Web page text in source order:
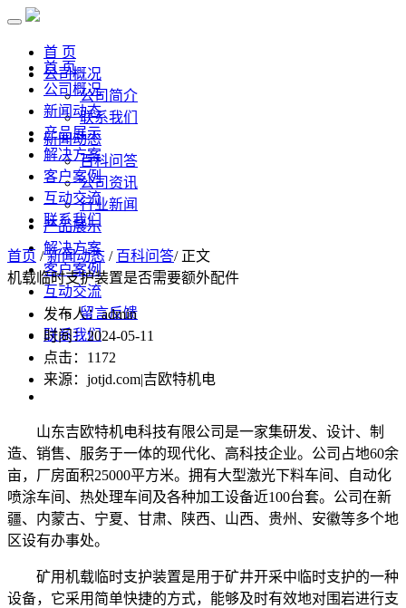
首 页
公司概况
公司简介
联系我们
新闻动态
百科问答
公司资讯
行业新闻
产品展示
解决方案
客户案例
互动交流
留言反馈
联系我们
首 页
公司概况
新闻动态
产品展示
解决方案
客户案例
互动交流
联系我们
首页 /新闻动态 / 百科问答/ 正文
机载临时支护装置是否需要额外配件
发布人：admin
时间：2024-05-11
点击： 1172
来源：jotjd.com|吉欧特机电
山东吉欧特机电科技有限公司是一家集研发、设计、制
造、销售、服务于一体的现代化、高科技企业。公司占地60余
亩，厂房面积25000平方米。拥有大型激光下料车间、自动化
喷涂车间、热处理车间及各种加工设备近100台套。公司在新
疆、内蒙古、宁夏、甘肃、陕西、山西、贵州、安徽等多个地
区设有办事处。
矿用机载临时支护装置是用于矿井开采中临时支护的一种
设备，它采用简单快捷的方式，能够及时有效地对围岩进行支